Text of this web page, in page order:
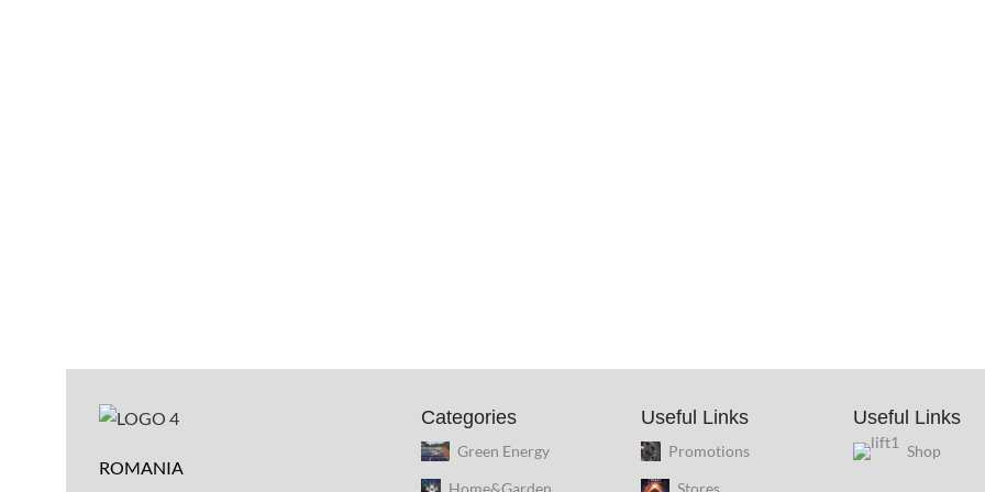
ROMANIA
Categories
Green Energy
Home&Garden
Useful Links
Promotions
Stores
Useful Links
Shop